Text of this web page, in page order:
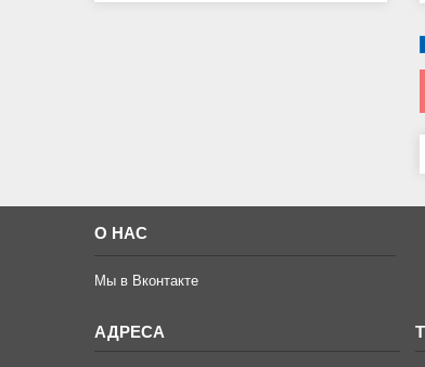
О НАС
Мы в Вконтакте